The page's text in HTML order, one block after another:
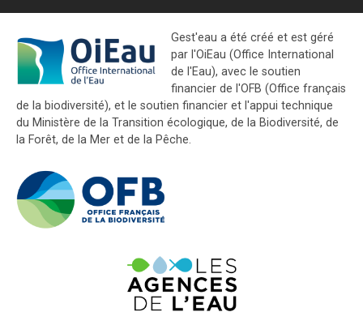
Gest'eau a été créé et est géré
par l'OiEau (Office International
de l'Eau), avec le soutien
financier de l'OFB (Office français
de la biodiversité), et le soutien financier et l'appui technique
du Ministère de la Transition écologique, de la Biodiversité, de
la Forêt, de la Mer et de la Pêche.